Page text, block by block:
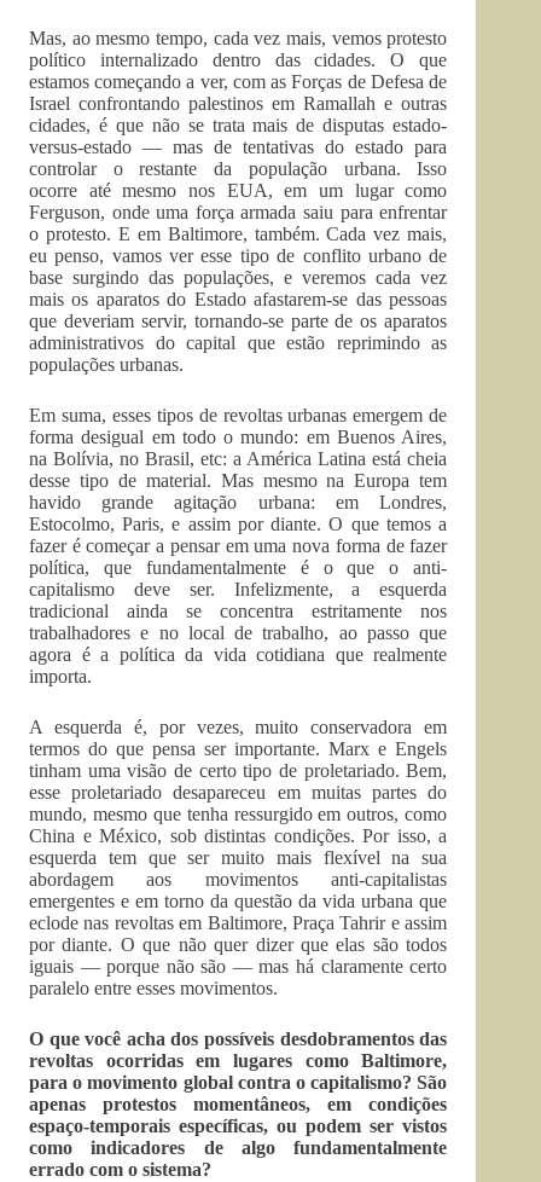
Mas, ao mesmo tempo, cada vez mais, vemos protesto
político internalizado dentro das cidades. O que
estamos começando a ver, com as Forças de Defesa de
Israel confrontando palestinos em Ramallah e outras
cidades, é que não se trata mais de disputas estado-
versus-estado — mas de tentativas do estado para
controlar o restante da população urbana. Isso
ocorre até mesmo nos EUA, em um lugar como
Ferguson, onde uma força armada saiu para enfrentar
o protesto. E em Baltimore, também. Cada vez mais,
eu penso, vamos ver esse tipo de conflito urbano de
base surgindo das populações, e veremos cada vez
mais os aparatos do Estado afastarem-se das pessoas
que deveriam servir, tornando-se parte de os aparatos
administrativos do capital que estão reprimindo as
populações urbanas.
Em suma, esses tipos de revoltas urbanas emergem de
forma desigual em todo o mundo: em Buenos Aires,
na Bolívia, no Brasil, etc: a América Latina está cheia
desse tipo de material. Mas mesmo na Europa tem
havido grande agitação urbana: em Londres,
Estocolmo, Paris, e assim por diante. O que temos a
fazer é começar a pensar em uma nova forma de fazer
política, que fundamentalmente é o que o anti-
capitalismo deve ser. Infelizmente, a esquerda
tradicional ainda se concentra estritamente nos
trabalhadores e no local de trabalho, ao passo que
agora é a política da vida cotidiana que realmente
importa.
A esquerda é, por vezes, muito conservadora em
termos do que pensa ser importante. Marx e Engels
tinham uma visão de certo tipo de proletariado. Bem,
esse proletariado desapareceu em muitas partes do
mundo, mesmo que tenha ressurgido em outros, como
China e México, sob distintas condições. Por isso, a
esquerda tem que ser muito mais flexível na sua
abordagem aos movimentos anti-capitalistas
emergentes e em torno da questão da vida urbana que
eclode nas revoltas em Baltimore, Praça Tahrir e assim
por diante. O que não quer dizer que elas são todos
iguais — porque não são — mas há claramente certo
paralelo entre esses movimentos.
O que você acha dos possíveis desdobramentos das
revoltas ocorridas em lugares como Baltimore,
para o movimento global contra o capitalismo? São
apenas protestos momentâneos, em condições
espaço-temporais específicas, ou podem ser vistos
como indicadores de algo fundamentalmente
errado com o sistema?